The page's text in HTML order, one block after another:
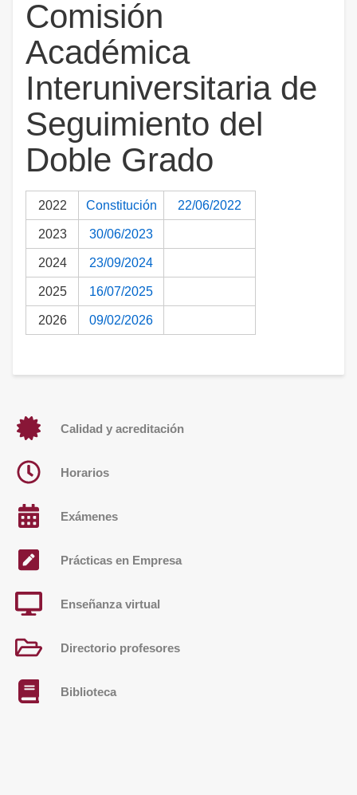
Comisión
Académica
Interuniversitaria de
Seguimiento del
Doble Grado
2022 Constitución 22/06/2022
2023 30/06/2023
2024 23/09/2024
2025 16/07/2025
2026 09/02/2026
Calidad y acreditación
Horarios
Exámenes
Prácticas en Empresa
Enseñanza virtual
Directorio profesores
Biblioteca